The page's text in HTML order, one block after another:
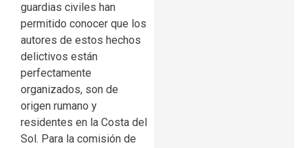
guardias civiles han
permitido conocer que los
autores de estos hechos
delictivos están
perfectamente
organizados, son de
origen rumano y
residentes en la Costa del
Sol. Para la comisión de